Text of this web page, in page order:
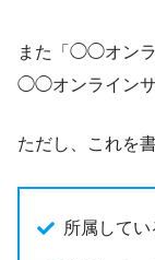
また「◯◯オンラ
◯◯オンラインサ
ただし、これを
所属して